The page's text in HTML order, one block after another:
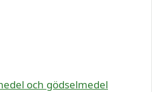
och gödselmedel